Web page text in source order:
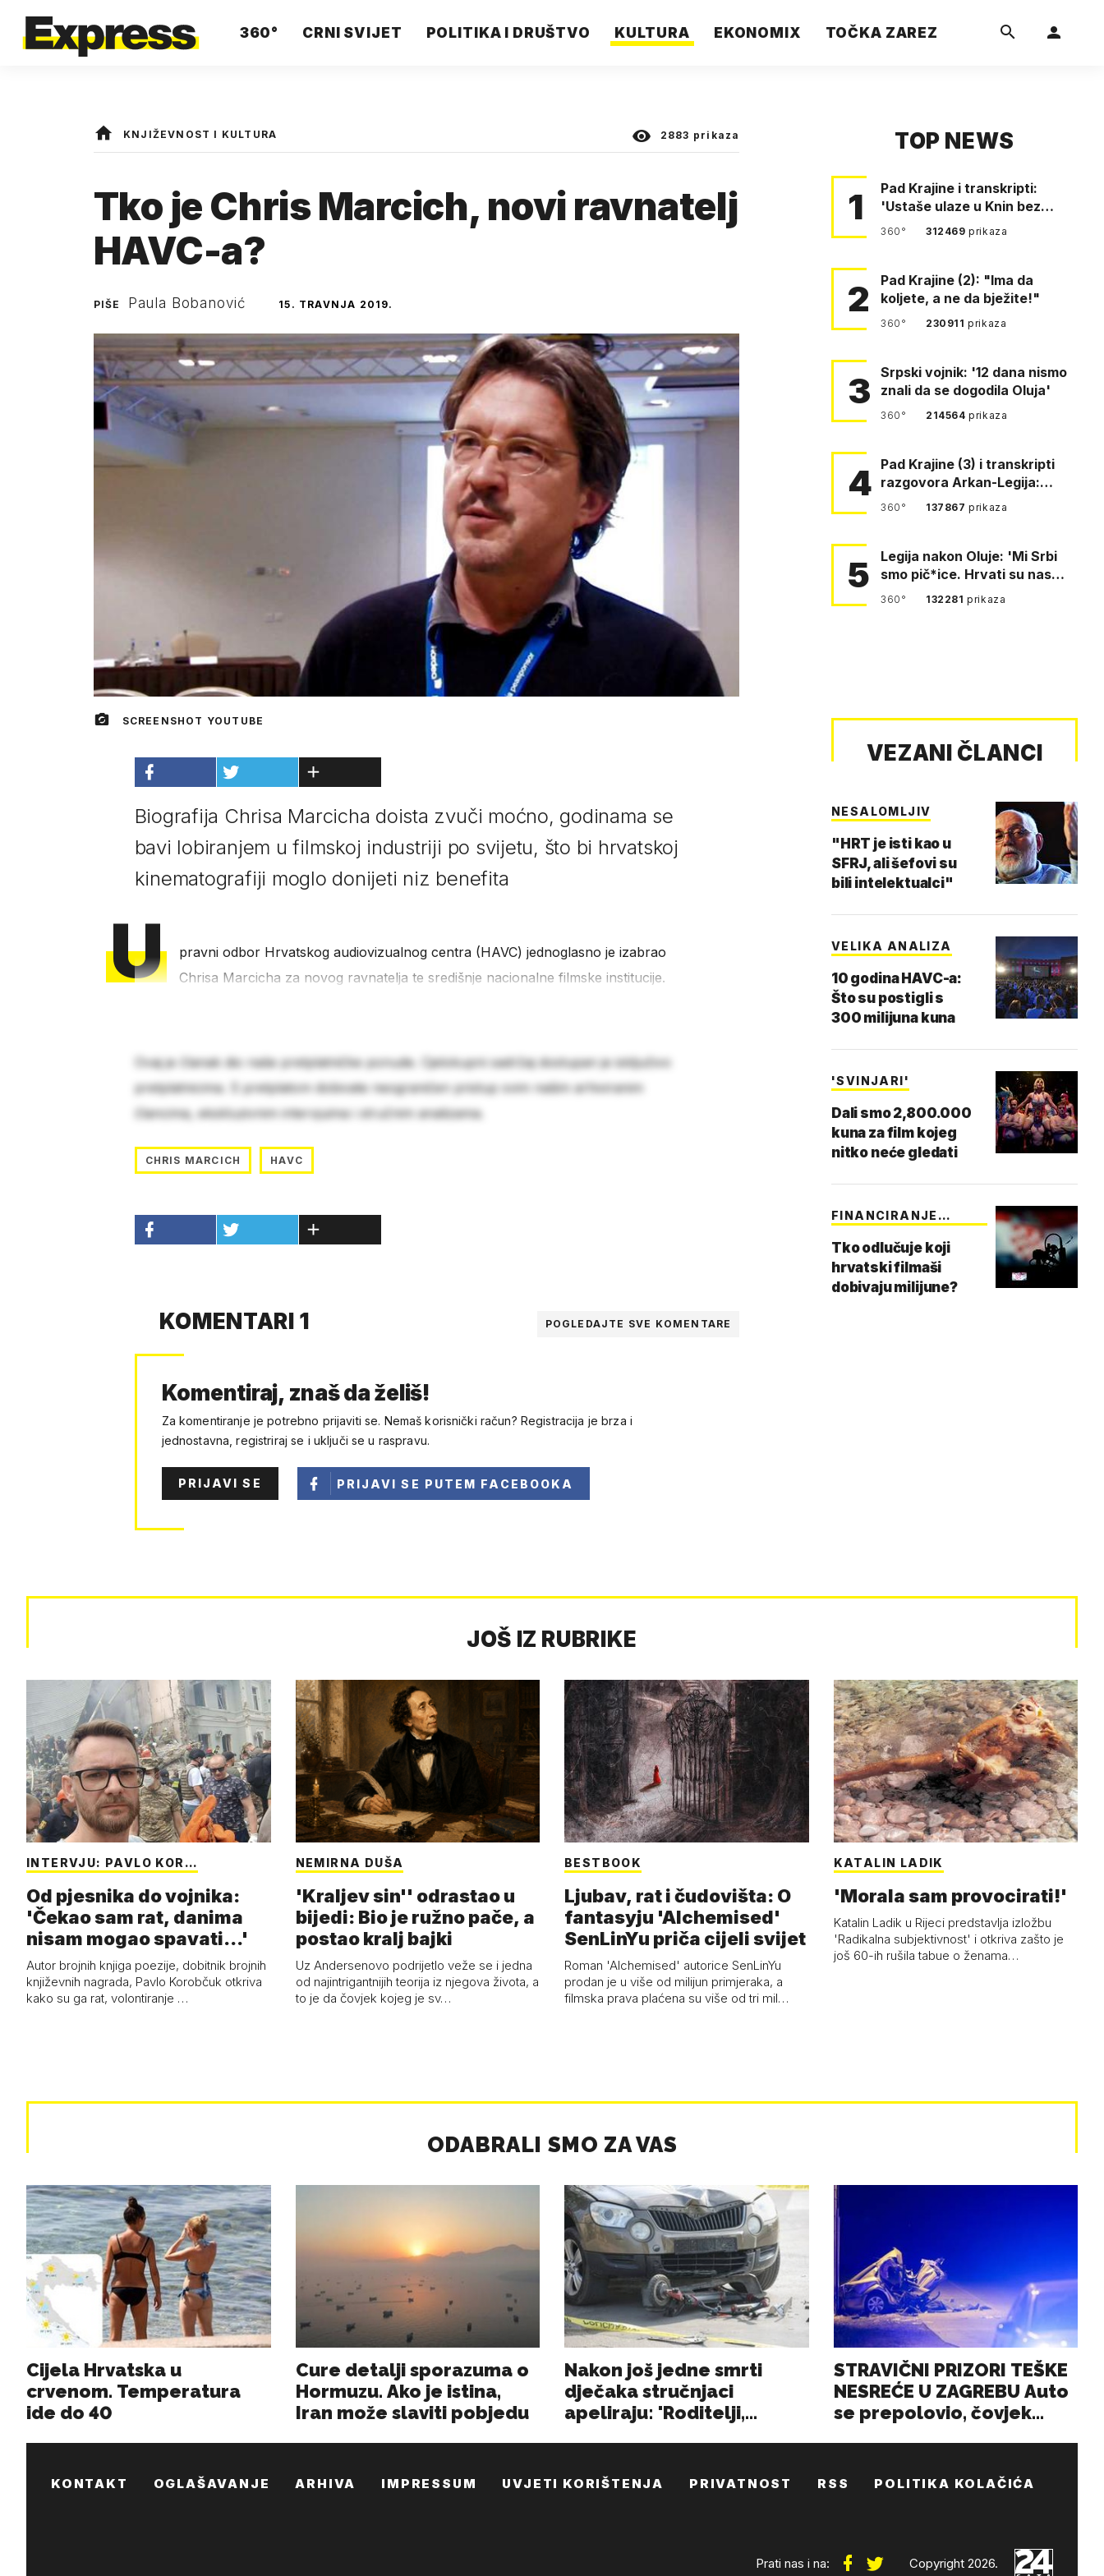
360° CRNI SVIJET POLITIKA I DRUŠTVO KULTURA EKONOMIX TOČKA ZAREZ
KNJIŽEVNOST I KULTURA 2883 prikaza
Tko je Chris Marcich, novi ravnatelj
HAVC-a?
PIŠE Paula Bobanović 15. TRAVNJA 2019.
SCREENSHOT YOUTUBE
Biografija Chrisa Marcicha doista zvuči moćno, godinama se
bavi lobiranjem u filmskoj industriji po svijetu, što bi hrvatskoj
kinematografiji moglo donijeti niz benefita
U
pravni odbor Hrvatskog audiovizualnog centra (HAVC) jednoglasno je izabrao
Chrisa Marcicha za novog ravnatelja te središnje nacionalne filmske institucije.
Ovaj je članak dio naše pretplatničke ponude. Cjelokupni sadržaj dostupan je isključivo
pretplatnicima. S pretplatom dobivate neograničen pristup svim našim arhiviranim
člancima, ekskluzivnim intervjuima i stručnim analizama.
CHRIS MARCICH HAVC
KOMENTARI 1 POGLEDAJTE SVE KOMENTARE
Komentiraj, znaš da želiš!
Za komentiranje je potrebno prijaviti se. Nemaš korisnički račun? Registracija je brza i
jednostavna, registriraj se i uključi se u raspravu.
PRIJAVI SE PRIJAVI SE PUTEM FACEBOOKA
TOP NEWS
1
Pad Krajine i transkripti:
'Ustaše ulaze u Knin bez
borbe. Mile, ovo je bežanij…
360° 312469prikaza
2
Pad Krajine (2): "Ima da
koljete, a ne da bježite!"
360° 230911prikaza
3
Srpski vojnik: '12 dana nismo
znali da se dogodila Oluja'
360° 214564prikaza
4 Pad Krajine (3) i transkripti
razgovora Arkan-Legija:
'Čujem, prelazite ustašam…
360° 137867prikaza
5
Legija nakon Oluje: 'Mi Srbi
smo pič*ice. Hrvati su nas
pomeli!'
360° 132281prikaza
VEZANI ČLANCI
NESALOMLJIV
"HRT je isti kao u
SFRJ, ali šefovi su
bili intelektualci"
VELIKA ANALIZA
10 godina HAVC-a:
Što su postigli s
300 milijuna kuna
'SVINJARI'
Dali smo 2,800.000
kuna za film kojeg
nitko neće gledati
FINANCIRANJE
Tko odlučuje koji
hrvatski filmaši
dobivaju milijune?
JOŠ IZ RUBRIKE
INTERVJU: PAVLO KOR…
Od pjesnika do vojnika:
'Čekao sam rat, danima
nisam mogao spavati...'
Autor brojnih knjiga poezije, dobitnik brojnih
književnih nagrada, Pavlo Korobčuk otkriva
kako su ga rat, volontiranje …
NEMIRNA DUŠA
'Kraljev sin'' odrastao u
bijedi: Bio je ružno pače, a
postao kralj bajki
Uz Andersenovo podrijetlo veže se i jedna
od najintrigantnijih teorija iz njegova života, a
to je da čovjek kojeg je sv…
BESTBOOK
Ljubav, rat i čudovišta: O
fantasyju 'Alchemised'
SenLinYu priča cijeli svijet
Roman 'Alchemised' autorice SenLinYu
prodan je u više od milijun primjeraka, a
filmska prava plaćena su više od tri mil…
KATALIN LADIK
'Morala sam provocirati!'
Katalin Ladik u Rijeci predstavlja izložbu
'Radikalna subjektivnost' i otkriva zašto je
još 60-ih rušila tabue o ženama…
KONTAKT OGLAŠAVANJE ARHIVA IMPRESSUM UVJETI KORIŠTENJA PRIVATNOST RSS POLITIKA KOLAČIĆA
Prati nas i na: Copyright 2026.